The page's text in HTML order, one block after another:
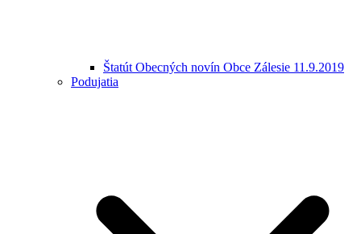
Štatút Obecných novín Obce Zálesie 11.9.2019
Podujatia